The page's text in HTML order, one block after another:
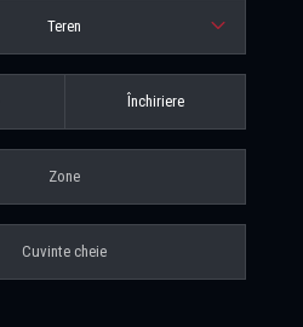
Teren
Închiriere